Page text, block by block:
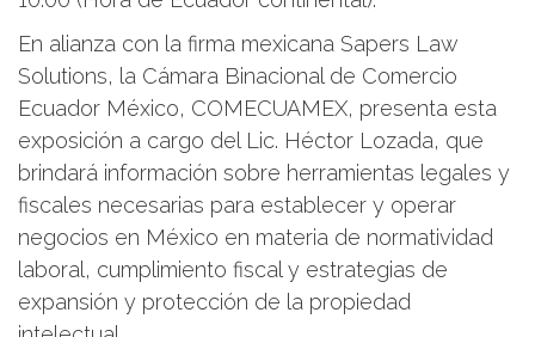
En alianza con la firma mexicana Sapers Law
Solutions, la Cámara Binacional de Comercio
Ecuador México, COMECUAMEX, presenta esta
exposición a cargo del Lic. Héctor Lozada, que
brindará información sobre herramientas legales y
fiscales necesarias para establecer y operar
negocios en México en materia de normatividad
laboral, cumplimiento fiscal y estrategias de
expansión y protección de la propiedad